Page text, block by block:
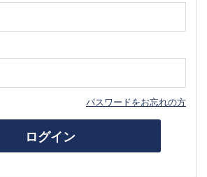
パスワードをお忘れの方
ログイン